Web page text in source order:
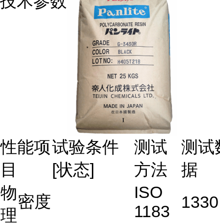
性能项
目
试验条件
[状态]
测试
方法
测试
据
物
理
密度
ISO
1183
1330